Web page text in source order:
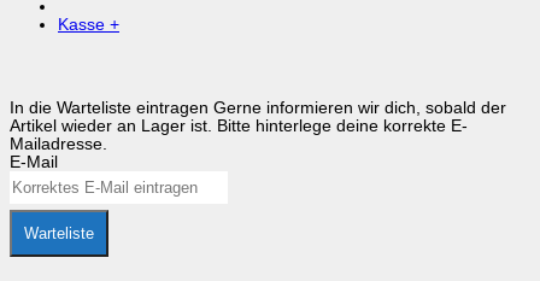
Kasse +
In die Warteliste eintragen Gerne informieren wir dich, sobald der
Artikel wieder an Lager ist. Bitte hinterlege deine korrekte E-
Mailadresse.
E-Mail
Warteliste